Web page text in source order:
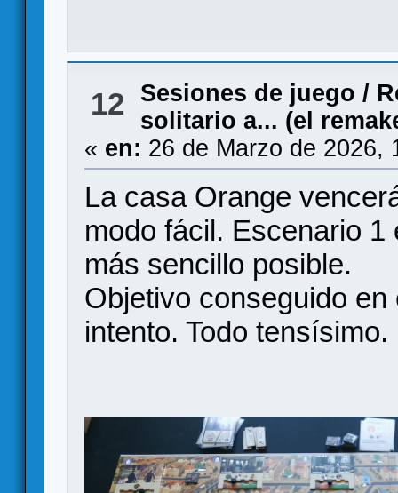
12 Sesiones de juego /
solitario a... (el
« en: 26 de Marzo de 2026,
La casa Orange
modo fácil. Escenario 1
más sencillo posible.
Objetivo conseguido
intento. Todo tensísimo.